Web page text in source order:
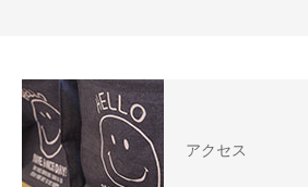
アクセス